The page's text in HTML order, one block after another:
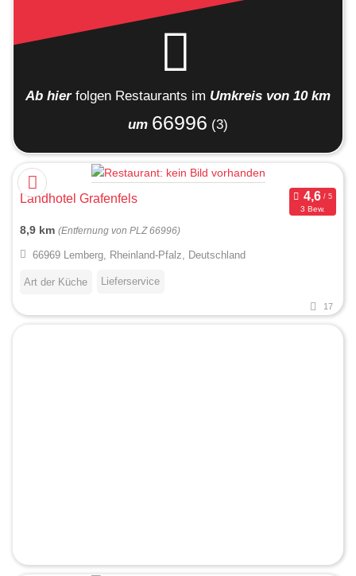
Ab hier folgen Restaurants im Umkreis von 10 km
um 66996 (3)
Landhotel Grafenfels
3 Bew.
8,9 km (Entfernung von PLZ 66996)
66969 Lemberg, Rheinland-Pfalz, Deutschland
Art der Küche Lieferservice
17